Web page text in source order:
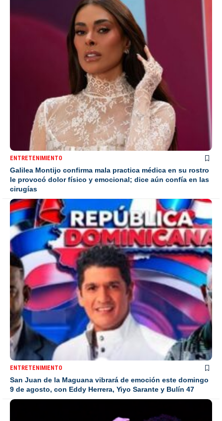
ENTRETENIMIENTO
Galilea Montijo confirma mala practica médica en su rostro
le provocó dolor físico y emocional; dice aún confía en las
cirugías
ENTRETENIMIENTO
San Juan de la Maguana vibrará de emoción este domingo
9 de agosto, con Eddy Herrera, Yiyo Sarante y Bulín 47